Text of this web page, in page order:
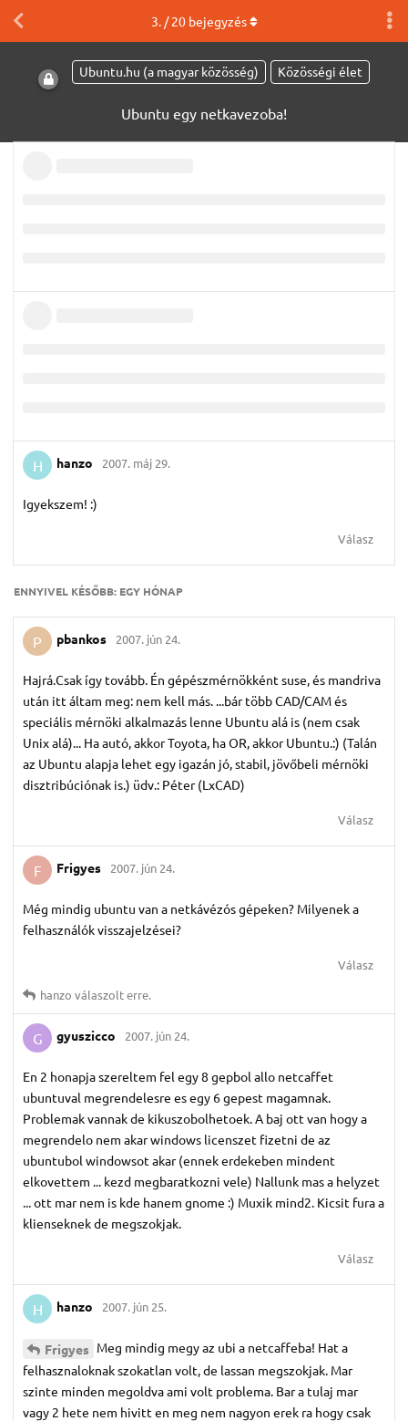
Ubuntu.hu (a magyar közösség) Közösségi élet
Ubuntu egy netkavezoba!
3. /20bejegyzés
H hanzo 2007. máj 29.
Igyekszem! :)
Válasz
ENNYIVEL KÉSŐBB: EGY HÓNAP
P pbankos 2007. jún 24.
Hajrá.Csak így tovább. Én gépészmérnökként suse, és mandriva
után itt áltam meg: nem kell más. ...bár több CAD/CAM és
speciális mérnöki alkalmazás lenne Ubuntu alá is (nem csak
Unix alá)... Ha autó, akkor Toyota, ha OR, akkor Ubuntu.:) (Talán
az Ubuntu alapja lehet egy igazán jó, stabil, jövőbeli mérnöki
disztribúciónak is.) üdv.: Péter (LxCAD)
Válasz
F Frigyes 2007. jún 24.
Még mindig ubuntu van a netkávézós gépeken? Milyenek a
felhasználók visszajelzései?
Válasz
hanzo válaszolt erre.
G gyuszicco 2007. jún 24.
En 2 honapja szereltem fel egy 8 gepbol allo netcaffet
ubuntuval megrendelesre es egy 6 gepest magamnak.
Problemak vannak de kikuszobolhetoek. A baj ott van hogy a
megrendelo nem akar windows licenszet fizetni de az
ubuntubol windowsot akar (ennek erdekeben mindent
elkovettem ... kezd megbaratkozni vele) Nallunk mas a helyzet
... ott mar nem is kde hanem gnome :) Muxik mind2. Kicsit fura a
klienseknek de megszokjak.
Válasz
H hanzo 2007. jún 25.
Frigyes Meg mindig megy az ubi a netcaffeba! Hat a
felhasznaloknak szokatlan volt, de lassan megszokjak. Mar
szinte minden megoldva ami volt problema. Bar a tulaj mar
vagy 2 hete nem hivitt en meg nem nagyon erek ra hogy csak